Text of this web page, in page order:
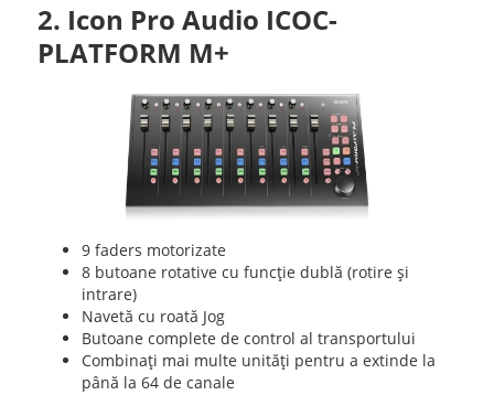
2. Icon Pro Audio ICOC-
PLATFORM M+
9 faders motorizate
8 butoane rotative cu funcție dublă (rotire și
intrare)
Navetă cu roată Jog
Butoane complete de control al transportului
Combinați mai multe unități pentru a extinde la
până la 64 de canale